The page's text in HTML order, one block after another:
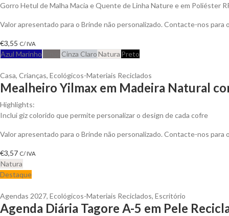
Gorro Hetul de Malha Macia e Quente de Linha Nature e em Poliéster
Valor apresentado para o Brinde não personalizado. Contacte-nos
€3,55 C/ IVA
Azul Marinho Cinza ClaroNatura Preto
Casa, Crianças, Ecológicos-Materiais Reciclados
Mealheiro Yilmax em Madeira Natural
Highlights:
Inclui giz colorido que permite personalizar o design de cada cofre
Valor apresentado para o Brinde não personalizado. Contacte-nos
€3,57 C/ IVA
Natura
Destaque
Agendas 2027, Ecológicos-Materiais Reciclados, Escritório
Agenda Diária Tagore A-5 em Pele